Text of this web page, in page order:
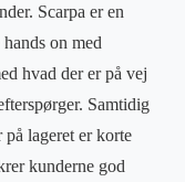
Scarpa er en
on med
hvad der er på vej
Samtidig
på lageret er korte
kunderne god